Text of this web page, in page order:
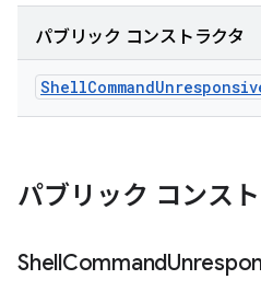
パブリック コンストラクタ
ShellCommand
パブリック コンス
ShellCommand